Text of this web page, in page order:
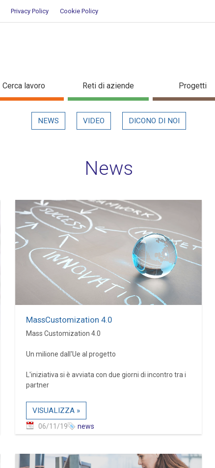
Privacy Policy Cookie Policy
Cerca lavoro Reti di aziende Progetti
NEWS VIDEO DICONO DI NOI
News
MassCustomization 4.0
Mass Customization 4.0
Un milione dall'Ue al progetto
L'iniziativa si è avviata con due giorni di incontro tra i
partner
VISUALIZZA »
06/11/19 news